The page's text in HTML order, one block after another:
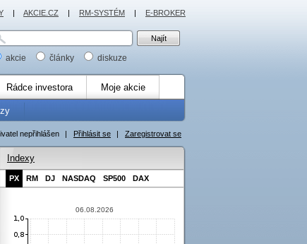
akcie články diskuze
Rádce investora Moje akcie
nepřihlášen | Přihlásit se | Zaregistrovat se
Indexy
PX RM DJ NASDAQ SP500 DAX
06.08.2026
| AKCIE.CZ | RM-SYSTÉM | E-BROKER